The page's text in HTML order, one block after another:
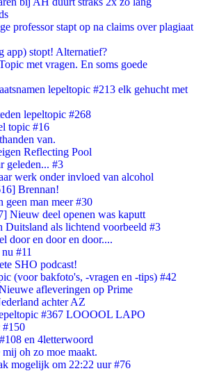
professor stapt op na claims over plagiaat
app) stopt! Alternatief?
met vragen. En soms goede
lepeltopic #213 elk gehucht met
lepeltopic #268
topic #16
van.
Reflecting Pool
geleden... #3
werk onder invloed van alcohol
Brennan!
man meer #30
Nieuw deel openen was kaputt
Duitsland als lichtend voorbeeld #3
door en door en door....
#11
SHO podcast!
(voor bakfoto's, -vragen en -tips) #42
afleveringen op Prime
achter AZ
#367 LOOOOL LAPO
#150
en 4letterwoord
mij oh zo moe maakt.
mogelijk om 22:22 uur #76